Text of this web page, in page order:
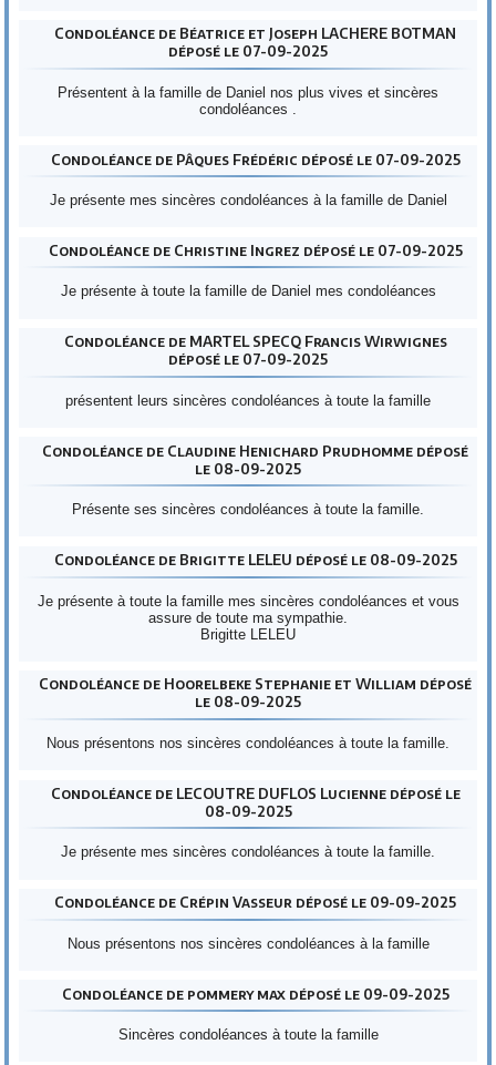
Condoléance de Béatrice et Joseph LACHERE BOTMAN
déposé le 07-09-2025
Présentent à la famille de Daniel nos plus vives et sincères
condoléances .
Condoléance de Pâques Frédéric déposé le 07-09-2025
Je présente mes sincères condoléances à la famille de Daniel
Condoléance de Christine Ingrez déposé le 07-09-2025
Je présente à toute la famille de Daniel mes condoléances
Condoléance de MARTEL SPECQ Francis Wirwignes
déposé le 07-09-2025
présentent leurs sincères condoléances à toute la famille
Condoléance de Claudine Henichard Prudhomme déposé
le 08-09-2025
Présente ses sincères condoléances à toute la famille.
Condoléance de Brigitte LELEU déposé le 08-09-2025
Je présente à toute la famille mes sincères condoléances et vous
assure de toute ma sympathie.
Brigitte LELEU
Condoléance de Hoorelbeke Stephanie et William déposé
le 08-09-2025
Nous présentons nos sincères condoléances à toute la famille.
Condoléance de LECOUTRE DUFLOS Lucienne déposé le
08-09-2025
Je présente mes sincères condoléances à toute la famille.
Condoléance de Crépin Vasseur déposé le 09-09-2025
Nous présentons nos sincères condoléances à la famille
Condoléance de pommery max déposé le 09-09-2025
Sincères condoléances à toute la famille